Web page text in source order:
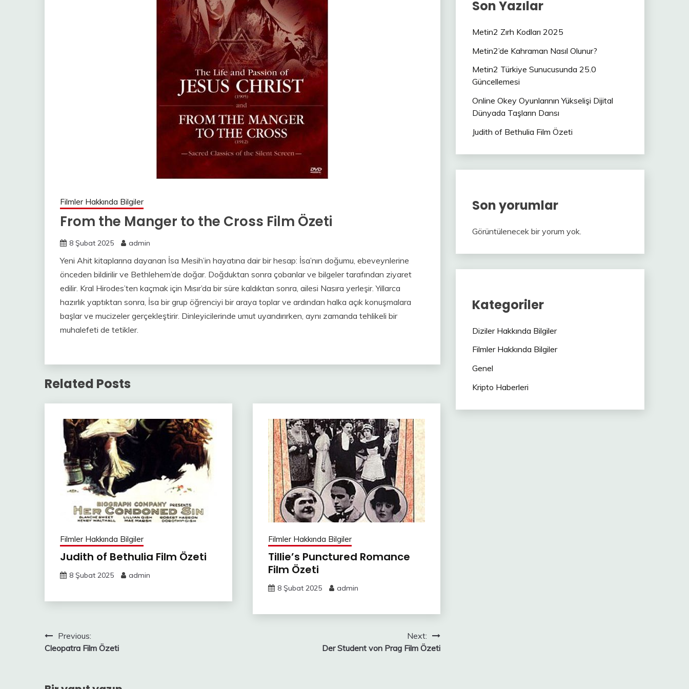
Filmler Hakkında Bilgiler
From the Manger to the Cross Film Özeti
8 Şubat 2025 admin
Yeni Ahit kitaplarına dayanan İsa Mesih’in hayatına dair bir hesap: İsa’nın doğumu, ebeveynlerine
önceden bildirilir ve Bethlehem’de doğar. Doğduktan sonra çobanlar ve bilgeler tarafından ziyaret
edilir. Kral Hirodes’ten kaçmak için Mısır’da bir süre kaldıktan sonra, ailesi Nasıra yerleşir. Yıllarca
hazırlık yaptıktan sonra, İsa bir grup öğrenciyi bir araya toplar ve ardından halka açık konuşmalara
başlar ve mucizeler gerçekleştirir. Dinleyicilerinde umut uyandırırken, aynı zamanda tehlikeli bir
muhalefeti de tetikler.
Related Posts
Filmler Hakkında Bilgiler
Judith of Bethulia Film Özeti
8 Şubat 2025 admin
Filmler Hakkında Bilgiler
Tillie’s Punctured Romance
Film Özeti
8 Şubat 2025 admin
Yazı
gezinmesi
Previous:
Cleopatra Film Özeti
Next:
Der Student von Prag Film Özeti
Son Yazılar
Metin2 Zırh Kodları 2025
Metin2’de Kahraman Nasıl Olunur?
Metin2 Türkiye Sunucusunda 25.0
Güncellemesi
Online Okey Oyunlarının Yükselişi Dijital
Dünyada Taşların Dansı
Judith of Bethulia Film Özeti
Son yorumlar
Görüntülenecek bir yorum yok.
Kategoriler
Diziler Hakkında Bilgiler
Filmler Hakkında Bilgiler
Genel
Kripto Haberleri